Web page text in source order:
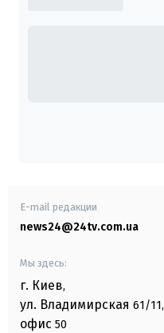
E-mail редакции
news24@24tv.com.ua
Мы здесь:
г. Киев,
ул. Владимирская 61/11,
офис 50